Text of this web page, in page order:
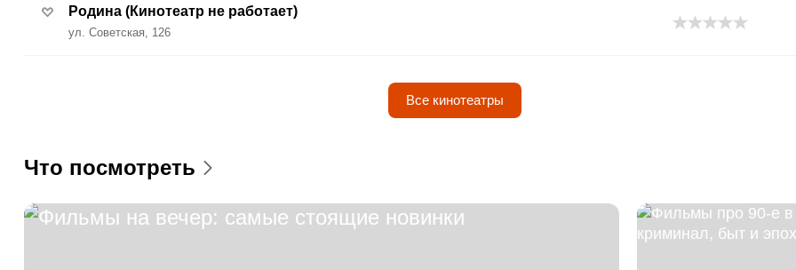
Родина (Кинотеатр не работает)
ул. Советская, 126
Все кинотеатры
Что посмотреть